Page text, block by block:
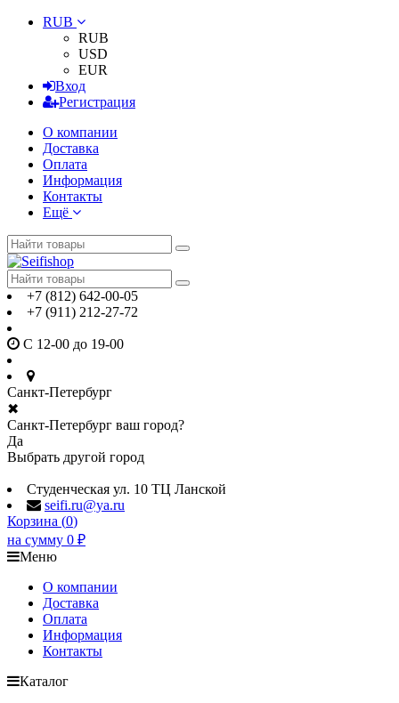
RUB
RUB
USD
EUR
Вход
Регистрация
О компании
Доставка
Оплата
Информация
Контакты
Ещё
+7 (812) 642-00-05
+7 (911) 212-27-72
С 12-00 до 19-00
Санкт-Петербург
✖
Санкт-Петербург ваш город?
Да
Выбрать другой город
Студенческая ул. 10 ТЦ Ланской
seifi.ru@ya.ru
Корзина (0)
на сумму 0 ₽
Меню
О компании
Доставка
Оплата
Информация
Контакты
Каталог